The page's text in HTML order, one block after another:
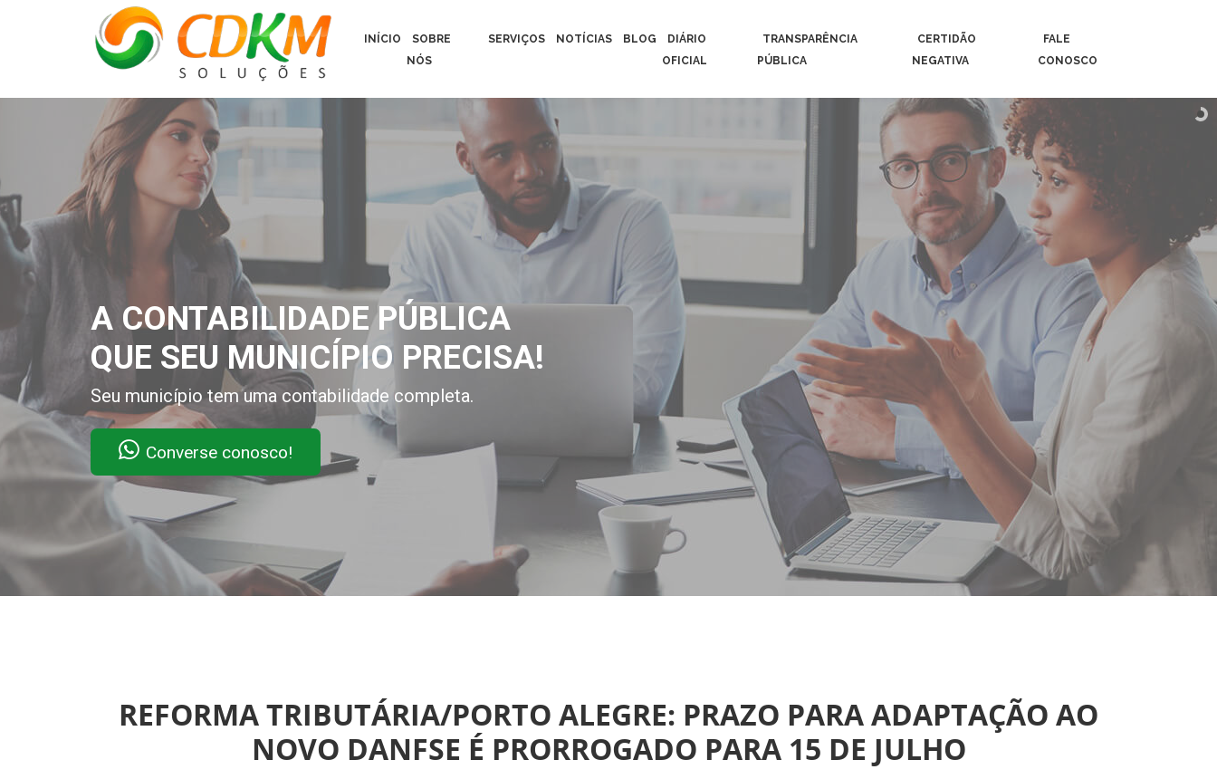
INÍCIO
SOBRE
NÓS
SERVIÇOS NOTÍCIAS BLOG
DIÁRIO
OFICIAL
TRANSPARÊNCIA
PÚBLICA
CERTIDÃO
NEGATIVA
FALE
CONOSCO
A CONTABILIDADE PÚBLICA
QUE SEU MUNICÍPIO PRECISA!
Seu município tem uma contabilidade completa.
Converse conosco!
REFORMA TRIBUTÁRIA/PORTO ALEGRE: PRAZO PARA ADAPTAÇÃO AO
NOVO DANFSE É PRORROGADO PARA 15 DE JULHO